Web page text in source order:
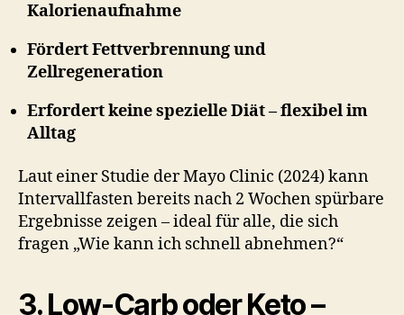
Kalorienaufnahme
Fördert Fettverbrennung und
Zellregeneration
Erfordert keine spezielle Diät – flexibel im
Alltag
Laut einer Studie der Mayo Clinic (2024) kann
Intervallfasten bereits nach 2 Wochen spürbare
Ergebnisse zeigen – ideal für alle, die sich
fragen „Wie kann ich schnell abnehmen?“
3. Low-Carb oder Keto –